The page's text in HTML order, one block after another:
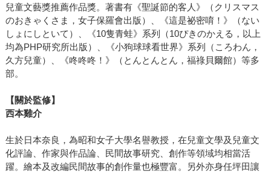
兒童文藝獎推薦作品獎。著書有《聖誕節的客人》（クリスマス
のおきゃくさま，女子保羅會出版）、《這是祕密唷！》（ない
しょにしといて）、《10隻青蛙》系列（10ぴきのかえる，以上
均為PHP研究所出版）、《小狗球球看世界》系列（ころわん，
久方兒童）、《咚咚咚！》（とんとんとん，福祿貝爾館）等多
部。
【關於監修】
西本雞介
生於日本奈良，為昭和女子大學名譽教授，在兒童文學及兒童文
化評論、作家與作品論、民間故事研究、創作等領域均相當活
躍。繪本及改編民間故事的創作量也極豐富。另外亦身任坪田讓